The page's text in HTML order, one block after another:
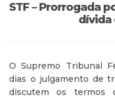
STF – Prorrogada
dívida
O Supremo Tribunal
dias o julgamento de
discutem os termos